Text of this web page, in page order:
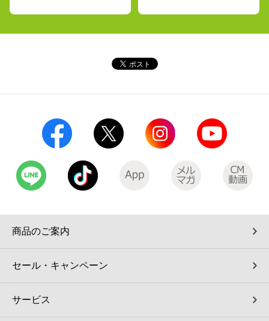
商品のご案内
セール・キャンペーン
サービス